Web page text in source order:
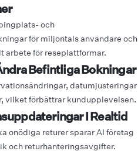
och
för miljontals användare och
arbete för reseplattformar.
Befintliga Bokningar
datumjusteringar
vilket förbättrar kundupplevelsen.
I Realtid
onödiga returer sparar AI företag
och returhanteringsavgifter.